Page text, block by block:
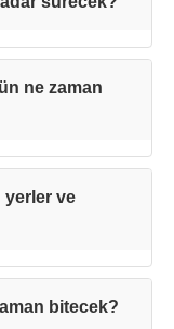
ne zaman
yerler ve
bitecek?